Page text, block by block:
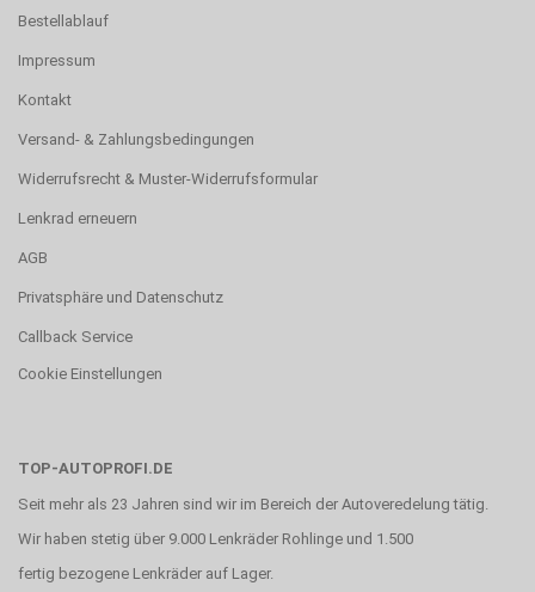
Bestellablauf
Impressum
Kontakt
Versand- & Zahlungsbedingungen
Widerrufsrecht & Muster-Widerrufsformular
Lenkrad erneuern
AGB
Privatsphäre und Datenschutz
Callback Service
Cookie Einstellungen
TOP-AUTOPROFI.DE
Seit mehr als 23 Jahren sind wir im Bereich der Autoveredelung tätig.
Wir haben stetig über 9.000 Lenkräder Rohlinge und 1.500
fertig bezogene Lenkräder auf Lager.